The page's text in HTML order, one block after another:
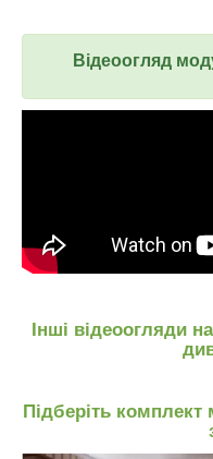
Відеоогляд
Інші відеоогляди
Підберіть комплект